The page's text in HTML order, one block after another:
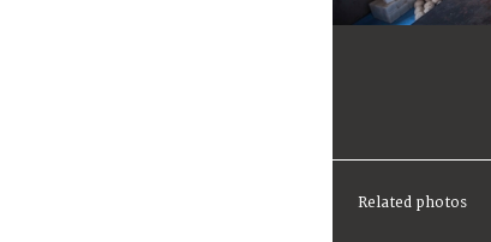
Related photos